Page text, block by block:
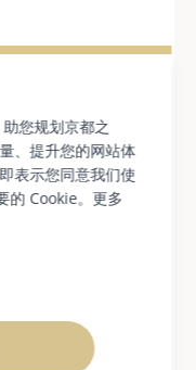
您规划京都之
、提升您的网站体
表示您同意我们使
的 Cookie。更多
欣赏运河